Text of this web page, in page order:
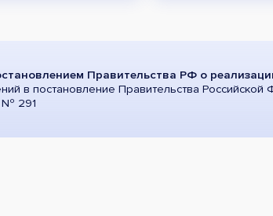
Правительства РФ о
в постановление Правительства Российской
291